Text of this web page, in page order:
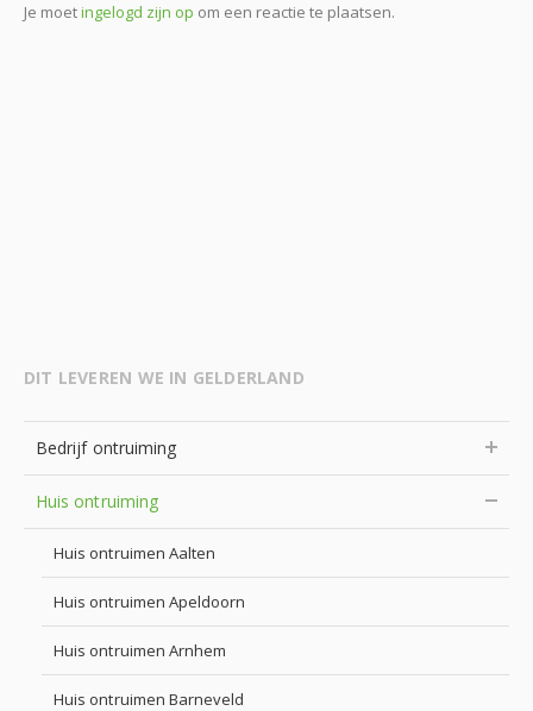
Je moetingelogd zijn op om een reactie te plaatsen.
DIT LEVEREN WE IN GELDERLAND
Bedrijf ontruiming
Huis ontruiming
Huis ontruimen Aalten
Huis ontruimen Apeldoorn
Huis ontruimen Arnhem
Huis ontruimen Barneveld